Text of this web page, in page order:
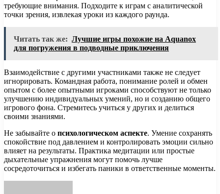
требующие внимания. Подходите к играм с аналитической
точки зрения, извлекая уроки из каждого раунда.
Читать так же: Лучшие игры похожие на Aquanox
для погружения в подводные приключения
Взаимодействие с другими участниками также не следует
игнорировать. Командная работа, понимание ролей и обмен
опытом с более опытными игроками способствуют не только
улучшению индивидуальных умений, но и созданию общего
игрового фона. Стремитесь учиться у других и делиться
своими знаниями.
Не забывайте о психологическом аспекте. Умение сохранять
спокойствие под давлением и контролировать эмоции сильно
влияет на результаты. Практика медитации или простые
дыхательные упражнения могут помочь лучше
сосредоточиться и избегать паники в ответственные моменты.